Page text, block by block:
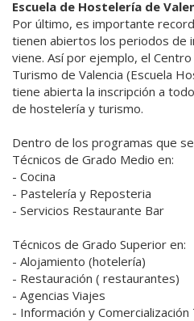
Escuela de Hostelería de
Por último, es importante
tienen abiertos los periodos de
viene. Así por ejemplo, el
Turismo de Valencia (Escuela
tiene abierta la inscripción a
de hostelería y turismo.
Dentro de los programas que
Técnicos de Grado Medio en:
- Cocina
- Pastelería y Reposteria
- Servicios Restaurante Bar
Técnicos de Grado Superior en:
- Alojamiento (hotelería)
- Restauración ( restaurantes)
- Agencias Viajes
- Información y Comercialización